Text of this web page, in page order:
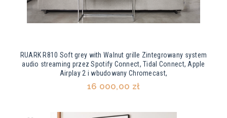
RUARK R810 Soft grey with Walnut grille Zintegrowany system
audio streaming przez Spotify Connect, Tidal Connect, Apple
Airplay 2 i wbudowany Chromecast,
16 000,00 zł